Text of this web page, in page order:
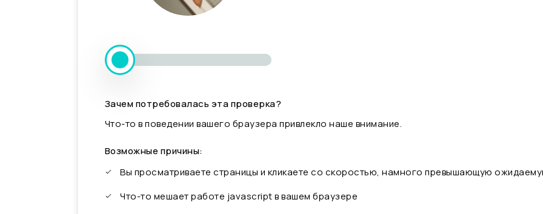
Зачем потребовалась эта проверка?
Что-то в поведении вашего браузера привлекло наше внимание.
Возможные причины:
Вы просматриваете страницы и кликаете со скоростью, намного превышающую
Что-то мешает работе javascript в вашем браузере